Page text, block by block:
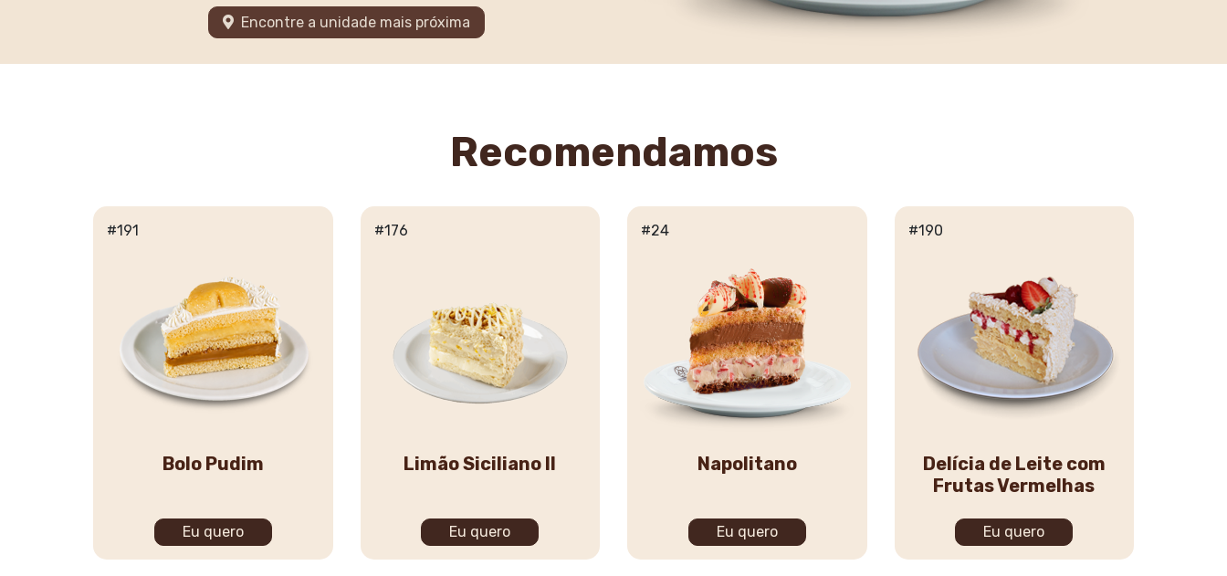
Encontre a unidade mais próxima
Recomendamos
#191
Bolo Pudim
Eu quero
#176
Limão Siciliano II
Eu quero
#24
Napolitano
Eu quero
#190
Delícia de Leite com
Frutas Vermelhas
Eu quero